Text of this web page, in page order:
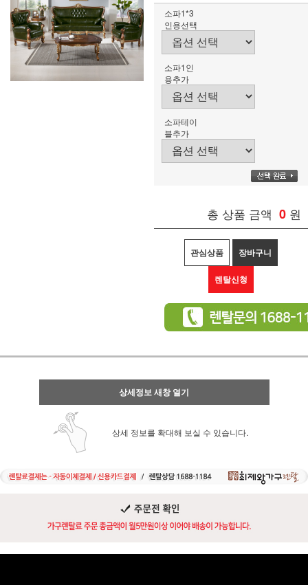
소파1*3
인용선택
소파1인
용추가
소파테이
블추가
총 상품 금액 0 원
관심상품 장바구니
렌탈신청
상세정보 새창 열기
상세 정보를 확대해 보실 수 있습니다.